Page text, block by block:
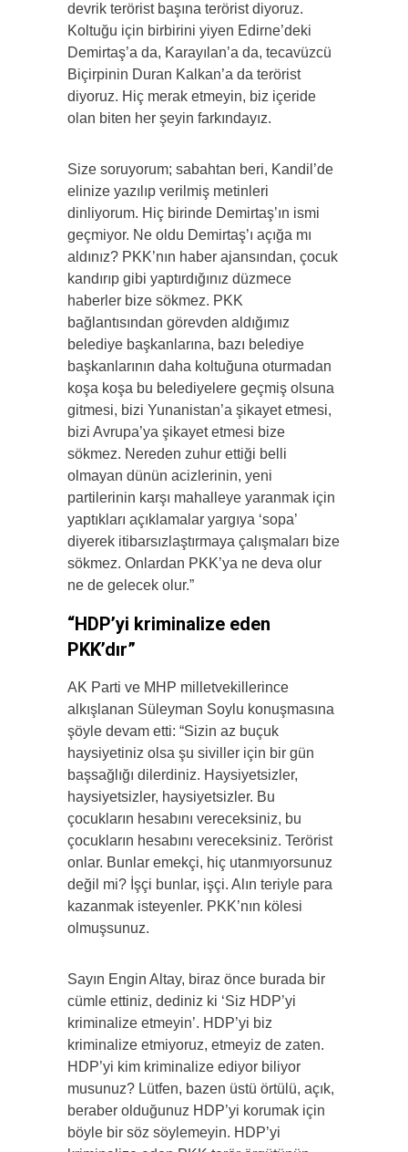
devrik terörist başına terörist diyoruz.
Koltuğu için birbirini yiyen Edirne’deki
Demirtaş’a da, Karayılan’a da, tecavüzcü
Biçirpinin Duran Kalkan’a da terörist
diyoruz. Hiç merak etmeyin, biz içeride
olan biten her şeyin farkındayız.
Size soruyorum; sabahtan beri, Kandil’de
elinize yazılıp verilmiş metinleri
dinliyorum. Hiç birinde Demirtaş’ın ismi
geçmiyor. Ne oldu Demirtaş’ı açığa mı
aldınız? PKK’nın haber ajansından, çocuk
kandırıp gibi yaptırdığınız düzmece
haberler bize sökmez. PKK
bağlantısından görevden aldığımız
belediye başkanlarına, bazı belediye
başkanlarının daha koltuğuna oturmadan
koşa koşa bu belediyelere geçmiş olsuna
gitmesi, bizi Yunanistan’a şikayet etmesi,
bizi Avrupa’ya şikayet etmesi bize
sökmez. Nereden zuhur ettiği belli
olmayan dünün acizlerinin, yeni
partilerinin karşı mahalleye yaranmak için
yaptıkları açıklamalar yargıya ‘sopa’
diyerek itibarsızlaştırmaya çalışmaları bize
sökmez. Onlardan PKK’ya ne deva olur
ne de gelecek olur.”
“HDP’yi kriminalize eden
PKK’dır”
AK Parti ve MHP milletvekillerince
alkışlanan Süleyman Soylu konuşmasına
şöyle devam etti: “Sizin az buçuk
haysiyetiniz olsa şu siviller için bir gün
başsağlığı dilerdiniz. Haysiyetsizler,
haysiyetsizler, haysiyetsizler. Bu
çocukların hesabını vereceksiniz, bu
çocukların hesabını vereceksiniz. Terörist
onlar. Bunlar emekçi, hiç utanmıyorsunuz
değil mi? İşçi bunlar, işçi. Alın teriyle para
kazanmak isteyenler. PKK’nın kölesi
olmuşsunuz.
Sayın Engin Altay, biraz önce burada bir
cümle ettiniz, dediniz ki ‘Siz HDP’yi
kriminalize etmeyin’. HDP’yi biz
kriminalize etmiyoruz, etmeyiz de zaten.
HDP’yi kim kriminalize ediyor biliyor
musunuz? Lütfen, bazen üstü örtülü, açık,
beraber olduğunuz HDP’yi korumak için
böyle bir söz söylemeyin. HDP’yi